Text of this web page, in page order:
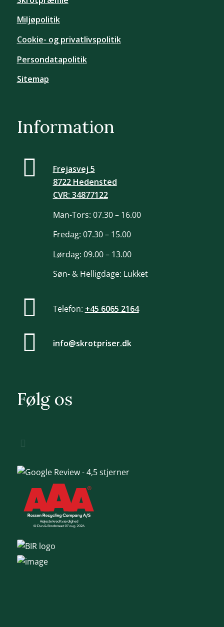
Miljøpolitik
Cookie- og privatlivspolitik
Persondatapolitik
Sitemap
Information
Frejasvej 5
8722 Hedensted
CVR: 34877122
Man-Tors: 07.30 – 16.00
Fredag: 07.30 – 15.00
Lørdag: 09.00 – 13.00
Søn- & Helligdage: Lukket
Telefon: +45 6065 2164
info@skrotpriser.dk
Følg os